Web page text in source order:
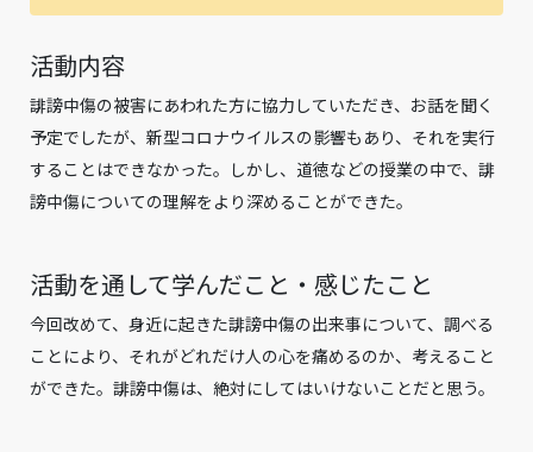
活動内容
誹謗中傷の被害にあわれた方に協力していただき、お話を聞く
予定でしたが、新型コロナウイルスの影響もあり、それを実行
することはできなかった。しかし、道徳などの授業の中で、誹
謗中傷についての理解をより深めることができた。
活動を通して学んだこと・感じたこと
今回改めて、身近に起きた誹謗中傷の出来事について、調べる
ことにより、それがどれだけ人の心を痛めるのか、考えること
ができた。誹謗中傷は、絶対にしてはいけないことだと思う。